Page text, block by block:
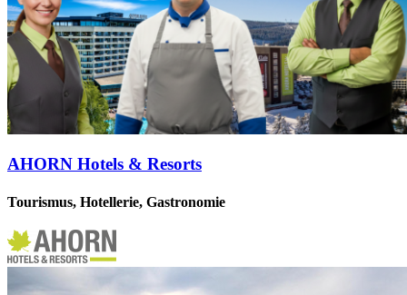
AHORN Hotels & Resorts
Tourismus, Hotellerie, Gastronomie